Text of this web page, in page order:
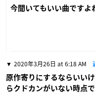
今聞いてもいい曲ですよ
2020年3月26日 at 6:18 AM
原作寄りにするならいい
らクドカンがいない時点